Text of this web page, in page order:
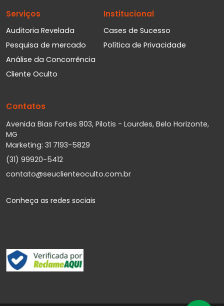
Serviços
Auditoria Revelada
Pesquisa de mercado
Análise da Concorrência
Cliente Oculto
Institucional
Cases de Sucesso
Política de Privacidade
Contatos
Avenida Bias Fortes 803, Pilotis - Lourdes, Belo Horizonte,
MG
Marketing: 31 7193-5829
(31) 99920-5412
contato@seuclienteoculto.com.br
Conheça as redes sociais